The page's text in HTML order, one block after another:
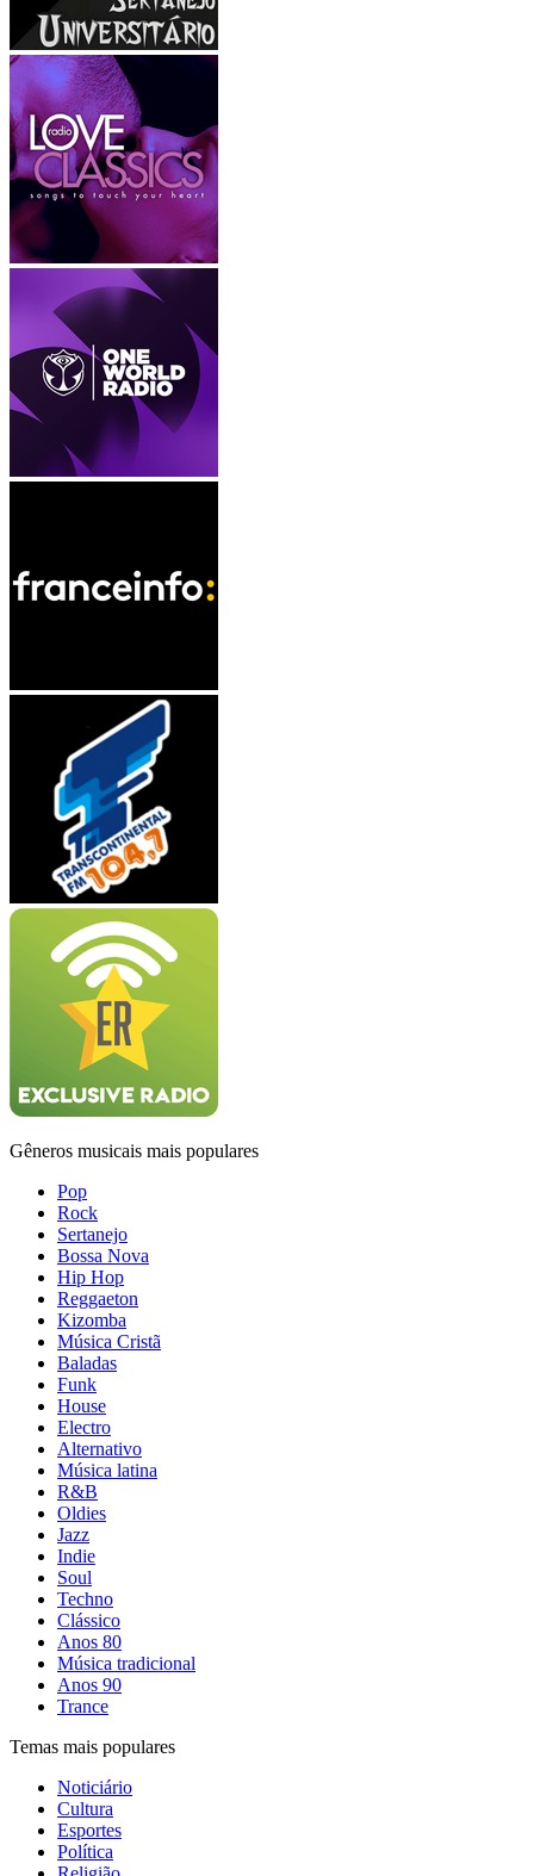
Gêneros musicais mais populares
Pop
Rock
Sertanejo
Bossa Nova
Hip Hop
Reggaeton
Kizomba
Música Cristã
Baladas
Funk
House
Electro
Alternativo
Música latina
R&B
Oldies
Jazz
Indie
Soul
Techno
Clássico
Anos 80
Música tradicional
Anos 90
Trance
Temas mais populares
Noticiário
Cultura
Esportes
Política